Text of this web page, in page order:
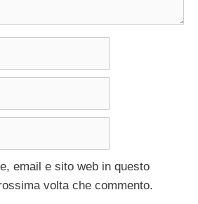
email e sito web in questo
volta che commento.